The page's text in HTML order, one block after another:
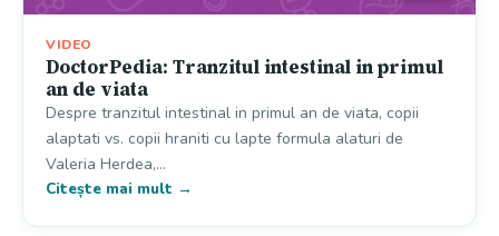
VIDEO
DoctorPedia: Tranzitul intestinal in primul
an de viata
Despre tranzitul intestinal in primul an de viata, copii
alaptati vs. copii hraniti cu lapte formula alaturi de
Valeria Herdea,…
Citește mai mult →